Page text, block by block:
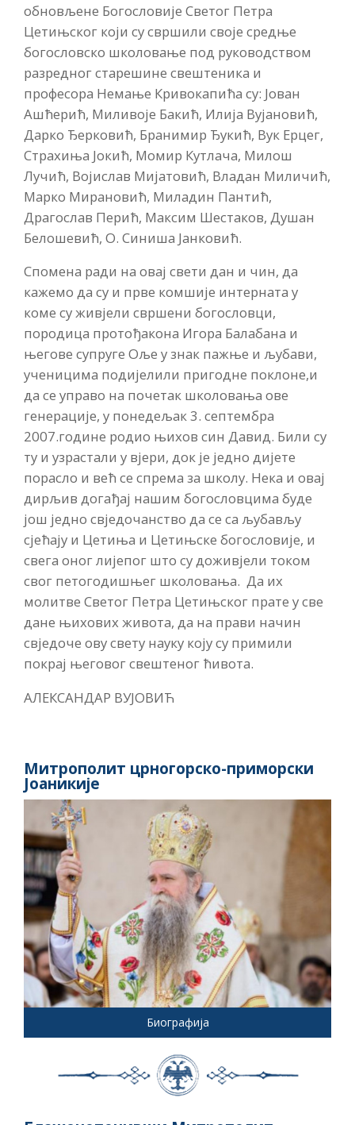
обновљене Богословије Светог Петра
Цетињског који су свршили своје средње
богословско школовање под руководством
разредног старешине свештеника и
професора Немање Кривокапића су: Јован
Ашћерић, Миливоје Бакић, Илија Вујановић,
Дарко Ђерковић, Бранимир Ђукић, Вук Ерцег,
Страхиња Јокић, Момир Кутлача, Милош
Лучић, Војислав Мијатовић, Владан Миличић,
Марко Мирановић, Миладин Пантић,
Драгослав Перић, Максим Шестаков, Душан
Белошевић, О. Синиша Јанковић.
Спомена ради на овај свети дан и чин, да
кажемо да су и прве комшије интерната у
коме су живјели свршени богословци,
породица протођакона Игора Балабана и
његове супруге Оље у знак пажње и љубави,
ученицима подијелили пригодне поклоне,и
да се управо на почетак школовања ове
генерације, у понедељак 3. септембра
2007.године родио њихов син Давид. Били су
ту и узрастали у вјери, док је једно дијете
порасло и већ се спрема за школу. Нека и овај
дирљив догађај нашим богословцима буде
још једно свједочанство да се са љубављу
сјећају и Цетиња и Цетињске богословије, и
свега оног лијепог што су доживјели током
свог петогодишњег школовања. Да их
молитве Светог Петра Цетињског прате у све
дане њихових живота, да на прави начин
свједоче ову свету науку коју су примили
покрај његовог свештеног ћивота.
АЛЕКСАНДАР ВУЈОВИЋ
Митрополит црногорско-приморски
Јоаникије
Биографија